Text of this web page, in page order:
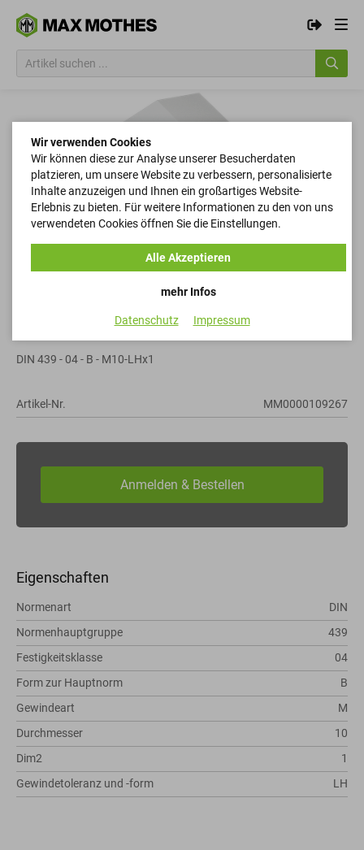
Sechskantmuttern
DIN 439 - 04 - B - M10-LHx1
Artikel-Nr. MM0000109267
Eigenschaften
Normenart
DIN
Normenhauptgruppe
439
Festigkeitsklasse
04
Form zur Hauptnorm
B
Gewindeart
M
Durchmesser
10
Dim2
1
Gewindetoleranz und -form
LH
Wir verwenden Cookies
Wir können diese zur Analyse unserer Besucherdaten
platzieren, um unsere Website zu verbessern, personalisierte
Inhalte anzuzeigen und Ihnen ein großartiges Website-
Erlebnis zu bieten. Für weitere Informationen zu den von uns
verwendeten Cookies öffnen Sie die Einstellungen.
mehr Infos
Alle Akzeptieren
Datenschutz Impressum